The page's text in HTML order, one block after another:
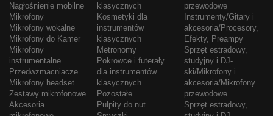
Nagłośnienie mobilne
Mikrofony
Mikrofony wokalne
Mikrofony do Kamer
Mikrofony
instrumentalne
Przedwzmacniacze
Mikrofony headset
Zestawy mikrofonowe
Akcesoria
klasycznych
Kosmetyki dla
instrumentów
klasycznych
Metronomy
Pokrowce i futerały
dla instrumentów
klasycznych
Pozostałe
Pulpity do nut
przewodowe
Instrumenty/Gitary i
akcesoria/Procesory,
Efekty, Preampy
Sprzęt estradowy,
studyjny i DJ-
ski/Mikrofony i
akcesoria/Mikrofony
przewodowe
Sprzęt estradowy,